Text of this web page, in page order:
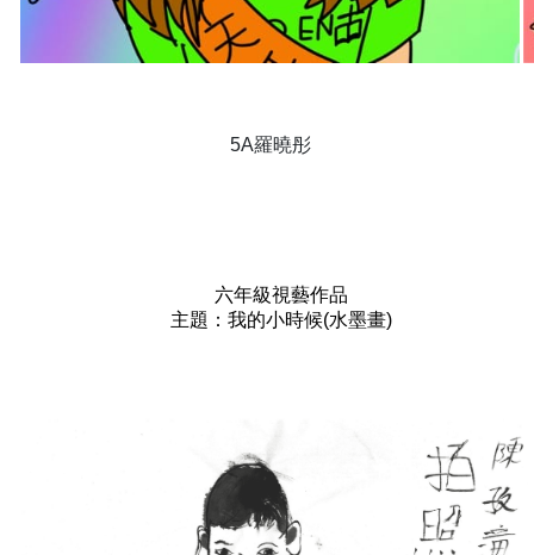
5A羅曉彤
六年級視藝作品
主題：我的小時候(水墨畫)